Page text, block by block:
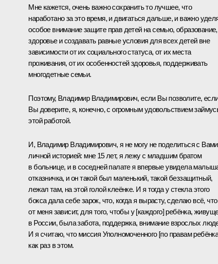
Мне кажется, очень важно сохранить то лучшее, что
наработано за это время, и двигаться дальше, и важно
особое внимание защите прав детей на семью, образование,
здоровье и создавать равные условия для всех детей вне
зависимости от их социального статуса, от их места
проживания, от их особенностей здоровья, поддерживать
многодетные семьи.
Поэтому, Владимир Владимирович, если Вы позволите,
Вы доверите, я, конечно, с огромным удовольствием
этой работой.
И, Владимир Владимирович, я не могу не поделиться с Вами
личной историей: мне 15 лет, я лежу с младшим братом
в больнице, и в соседней палате я впервые увидела
отказничка, и он такой был маленький, такой беззащитный,
лежал там, на этой голой клеёнке. И я тогда у стекла этого
бокса дала себе зарок, что, когда я вырасту, сделаю всё, что
от меня зависит, для того, чтобы у [каждого] ребёнка,
в России, была забота, поддержка, внимание взрослых
И я считаю, что миссия Уполномоченного [по правам
как раз в этом.